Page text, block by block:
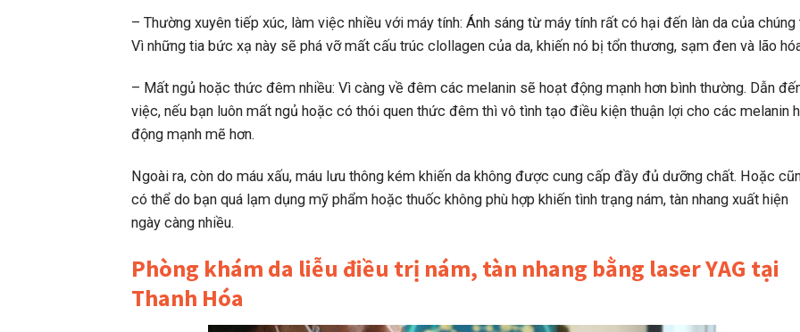
– Thường xuyên tiếp xúc, làm việc nhiều với máy tính: Ánh sáng từ máy tính rất có hại đến làn da của chúng
Vì những tia bức xạ này sẽ phá vỡ mất cấu trúc clollagen của da, khiến nó bị tổn thương, sạm đen và lão
– Mất ngủ hoặc thức đêm nhiều: Vì càng về đêm các melanin sẽ hoạt động mạnh hơn bình thường. Dẫn
việc, nếu bạn luôn mất ngủ hoặc có thói quen thức đêm thì vô tình tạo điều kiện thuận lợi cho các melanin
động mạnh mẽ hơn.
Ngoài ra, còn do máu xấu, máu lưu thông kém khiến da không được cung cấp đầy đủ dưỡng chất. Hoặc
có thể do bạn quá lạm dụng mỹ phẩm hoặc thuốc không phù hợp khiến tình trạng nám, tàn nhang xuất hiện
ngày càng nhiều.
Phòng khám da liễu điều trị nám, tàn nhang bằng laser YAG tại
Thanh Hóa